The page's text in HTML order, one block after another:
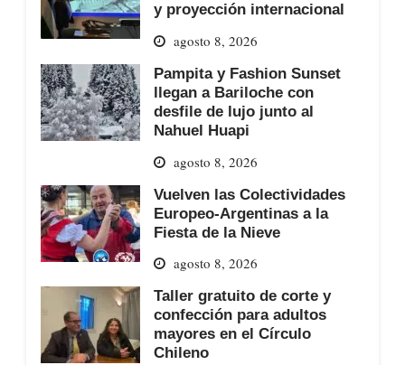
y proyección internacional
agosto 8, 2026
Pampita y Fashion Sunset
llegan a Bariloche con
desfile de lujo junto al
Nahuel Huapi
agosto 8, 2026
Vuelven las Colectividades
Europeo-Argentinas a la
Fiesta de la Nieve
agosto 8, 2026
Taller gratuito de corte y
confección para adultos
mayores en el Círculo
Chileno